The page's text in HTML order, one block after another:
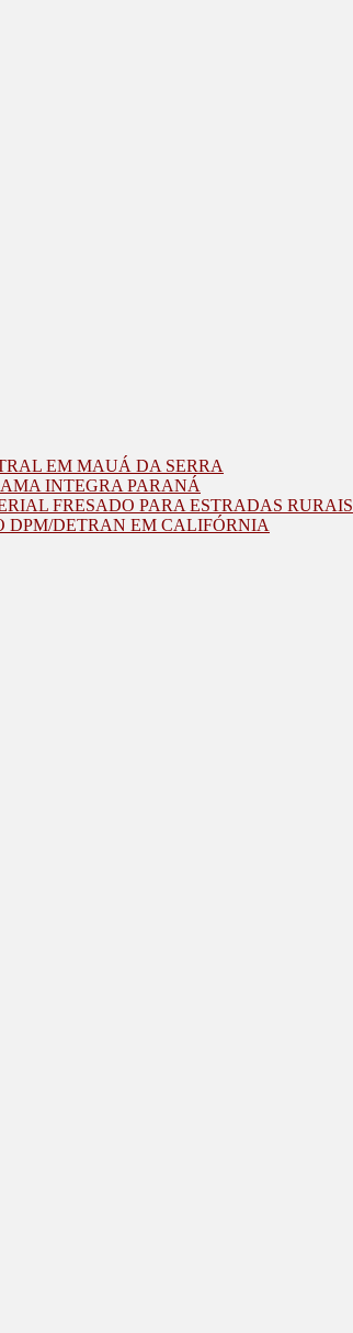
EM MAUÁ DA SERRA
INTEGRA PARANÁ
FRESADO PARA ESTRADAS RURAIS
DPM/DETRAN EM CALIFÓRNIA